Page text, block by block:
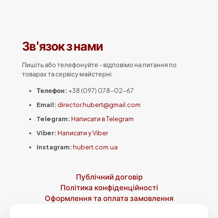
сторінці
товару
Зв'язок з нами
Пишіть або телефонуйте - відповімо на питання по
товарах та сервісу майстерні.
Телефон: +38 (097) 078-02-67
Email: director.hubert@gmail.com
Telegram: Написати в Telegram
Viber: Написати у Viber
Instagram:hubert.com.ua
Публічний договір
Політика конфіденційності
Оформлення та оплата замовлення